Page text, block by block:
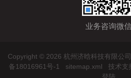
业务咨询微
Copyright © 2026 杭州济晗科技有限公
备18016961号-1
sitemap.xml 技术支
登陆